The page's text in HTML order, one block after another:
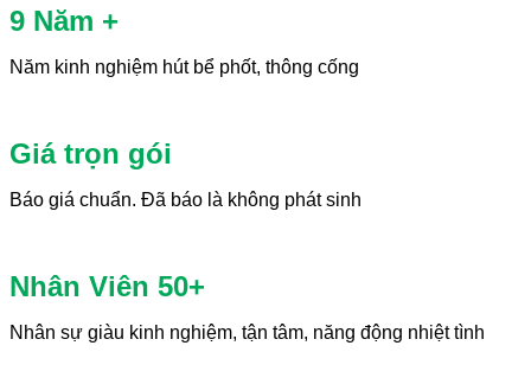
9 Năm +
Năm kinh nghiệm hút bể phốt, thông cống
Giá trọn gói
Báo giá chuẩn. Đã báo là không phát sinh
Nhân Viên 50+
Nhân sự giàu kinh nghiệm, tận tâm, năng động nhiệt tình